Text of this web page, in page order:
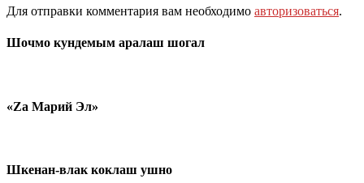
Для отправки комментария вам необходимо авторизоваться.
Шочмо кундемым аралаш шогал
«Zа Марий Эл»
Шкенан-влак коклаш ушно